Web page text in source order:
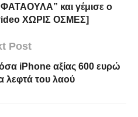
και γέμισε ο
ΧΩΡΙΣ ΟΣΜΕΣ]
Post
iPhone αξίας 600 ευρώ
λεφτά του λαού